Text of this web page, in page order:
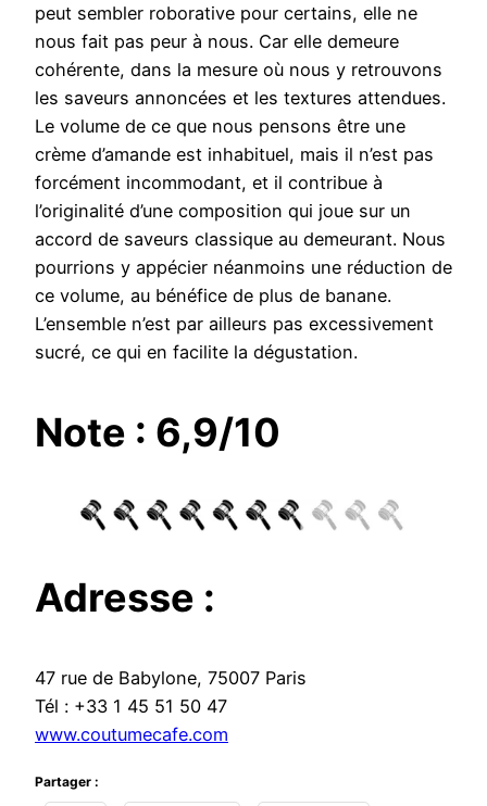
peut sembler roborative pour certains, elle ne
nous fait pas peur à nous. Car elle demeure
cohérente, dans la mesure où nous y retrouvons
les saveurs annoncées et les textures attendues.
Le volume de ce que nous pensons être une
crème d’amande est inhabituel, mais il n’est pas
forcément incommodant, et il contribue à
l’originalité d’une composition qui joue sur un
accord de saveurs classique au demeurant. Nous
pourrions y appécier néanmoins une réduction de
ce volume, au bénéfice de plus de banane.
L’ensemble n’est par ailleurs pas excessivement
sucré, ce qui en facilite la dégustation.
Note : 6,9/10
Adresse :
47 rue de Babylone, 75007 Paris
Tél : +33 1 45 51 50 47
www.coutumecafe.com
Partager :